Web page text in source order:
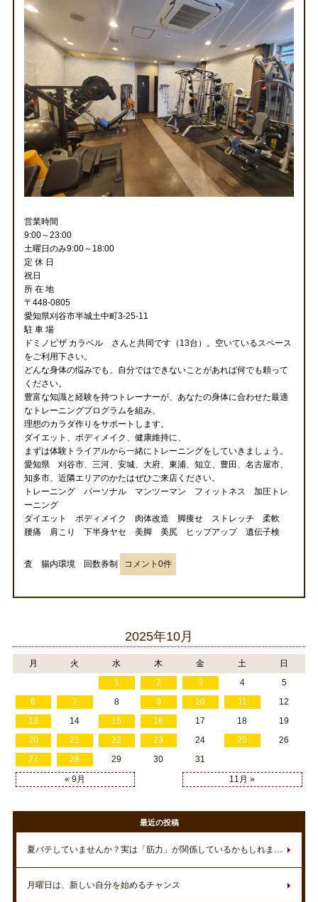
営業時間
9:00～23:00
土曜日のみ9:00～18:00
定 休 日
祝日
所 在 地
〒448-0805
愛知県刈谷市半城土中町3-25-11
駐 車 場
ドミノピザ カラベル さんと共同です（13台）。空いているスペース
をご利用下さい。
どんな身体の悩みでも、自分ではできないことがあれば何でも頼って
ください。
豊富な知識と経験を持つトレーナーが、あなたの身体に合わせた最適
なトレーニングプログラムを組み、
理想のカラダ作りをサポートします。
ダイエット、ボディメイク、健康維持に、
まずは体験トライアルから一緒にトレーニングをしていきましょう。
愛知県 刈谷市、三河、安城、大府、東浦、知立、豊田、名古屋市、
知多市、近隣エリアのかたはぜひご来店ください。
トレーニング パーソナル マンツーマン フィットネス 加圧トレ
ーニング
ダイエット ボディメイク 肉体改造 脚痩せ ストレッチ 柔軟
腰痛 肩こり 下半身ヤセ 美脚 美尻 ヒップアップ 遺伝子検
査 腸内環境 回数券制 コメント0件
2025年10月
月 火 水 木 金 土 日
« 9月 11月 »
1 2 3 4
5
6
7 8 9 10 11
12
13
14 15 16 17 18
19
20
21 22 23 24 25
26
27
28 29 30 31
最近の投稿
夏バテしていませんか？実は「筋力」が関係しているかもしれません
月曜日は、新しい自分を始めるチャンス